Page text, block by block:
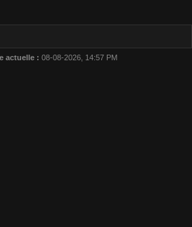
actuelle : 08-08-2026, 14:57 PM